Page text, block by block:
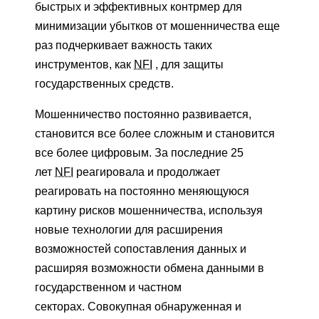
быстрых и эффективных контрмер для
минимизации убытков от мошенничества еще
раз подчеркивает важность таких
инструментов, как NFI , для защиты
государственных средств.
Мошенничество постоянно развивается,
становится все более сложным и становится
все более цифровым. За последние 25
лет NFI реагировала и продолжает
реагировать на постоянно меняющуюся
картину рисков мошенничества, используя
новые технологии для расширения
возможностей сопоставления данных и
расширяя возможности обмена данными в
государственном и частном
секторах. Совокупная обнаруженная и